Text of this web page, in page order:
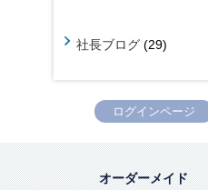
社長ブログ (29)
ログインページ
オーダーメイド